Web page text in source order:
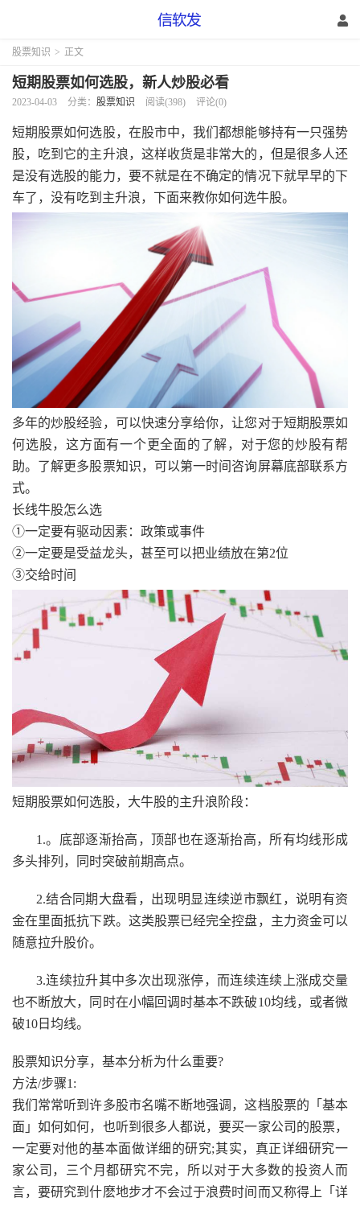
股票知识 > 正文
短期股票如何选股，新人炒股必看
2023-04-03 分类： 股票知识 阅读(398) 评论(0)
短期股票如何选股，在股市中，我们都想能够持有一只强势
股，吃到它的主升浪，这样收货是非常大的，但是很多人还
是没有选股的能力，要不就是在不确定的情况下就早早的下
车了，没有吃到主升浪，下面来教你如何选牛股。
多年的炒股经验，可以快速分享给你，让您对于短期股票如
何选股，这方面有一个更全面的了解，对于您的炒股有帮
助。了解更多股票知识，可以第一时间咨询屏幕底部联系方
式。
长线牛股怎么选
①一定要有驱动因素：政策或事件
②一定要是受益龙头，甚至可以把业绩放在第2位
③交给时间
短期股票如何选股，大牛股的主升浪阶段：
1.。底部逐渐抬高，顶部也在逐渐抬高，所有均线形成
多头排列，同时突破前期高点。
2.结合同期大盘看，出现明显连续逆市飘红，说明有资
金在里面抵抗下跌。这类股票已经完全控盘，主力资金可以
随意拉升股价。
3.连续拉升其中多次出现涨停，而连续连续上涨成交量
也不断放大，同时在小幅回调时基本不跌破10均线，或者微
破10日均线。
股票知识分享，基本分析为什么重要?
方法/步骤1:
我们常常听到许多股市名嘴不断地强调，这档股票的「基本
面」如何如何，也听到很多人都说，要买一家公司的股票，
一定要对他的基本面做详细的研究;其实，真正详细研究一
家公司，三个月都研究不完，所以对于大多数的投资人而
言，要研究到什麽地步才不会过于浪费时间而又称得上「详